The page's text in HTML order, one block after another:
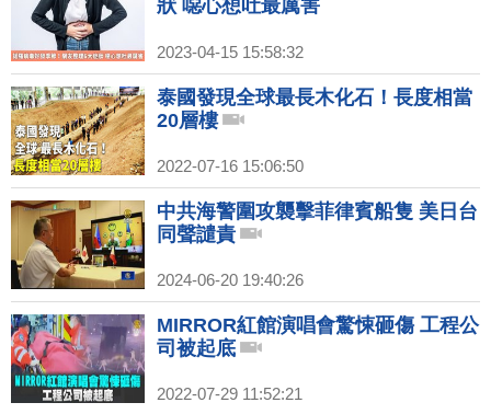
狀 噁心想吐最厲害
2023-04-15 15:58:32
泰國發現全球最長木化石！長度相當
20層樓
2022-07-16 15:06:50
中共海警圍攻襲擊菲律賓船隻 美日台
同聲譴責
2024-06-20 19:40:26
MIRROR紅館演唱會驚悚砸傷 工程公
司被起底
2022-07-29 11:52:21